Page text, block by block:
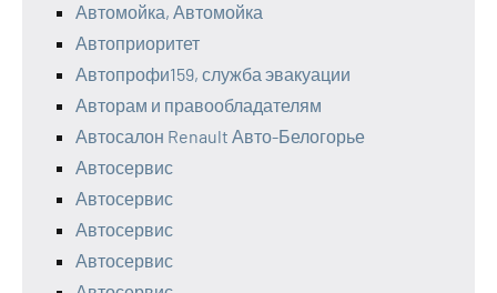
Автомойка, Автомойка
Автоприоритет
Автопрофи159, служба эвакуации
Авторам и правообладателям
Автосалон Renault Авто-Белогорье
Автосервис
Автосервис
Автосервис
Автосервис